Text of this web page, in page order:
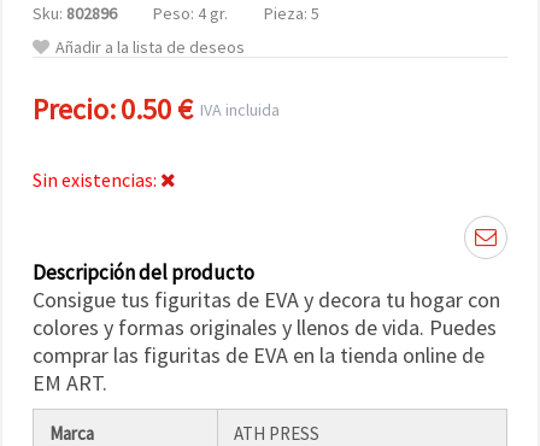
Sku: 802896 Peso: 4 gr.
Pieza: 5
Añadir a la lista de deseos
Precio:0.50 €IVA incluida
Sin existencias:
Descripción del producto
Consigue tus figuritas de EVA y decora tu hogar con
colores y formas originales y llenos de vida. Puedes
comprar las figuritas de EVA en la tienda online de
EM ART.
Marca ATH PRESS